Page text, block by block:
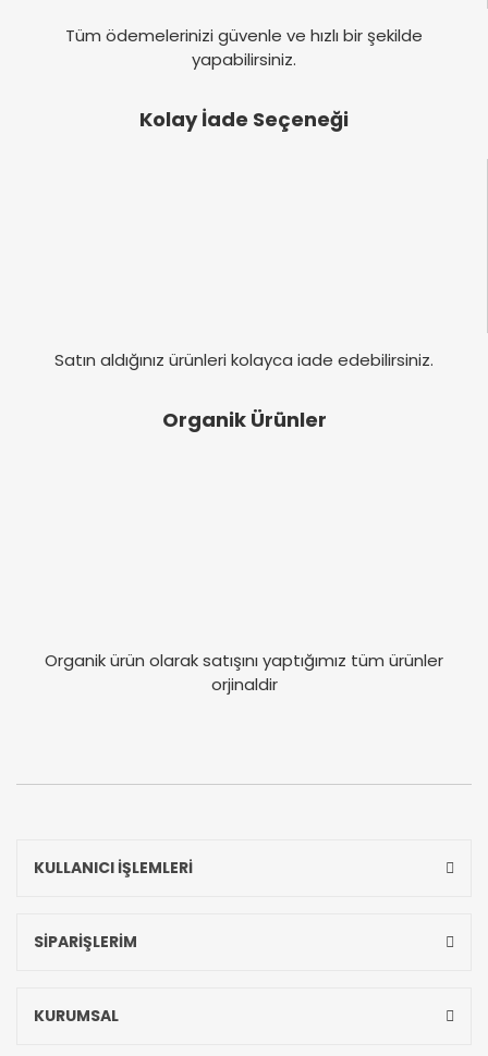
Tüm ödemelerinizi güvenle ve hızlı bir şekilde
yapabilirsiniz.
Kolay İade Seçeneği
Satın aldığınız ürünleri kolayca iade edebilirsiniz.
Organik Ürünler
Organik ürün olarak satışını yaptığımız tüm ürünler
orjinaldir
KULLANICI İŞLEMLERİ
SİPARİŞLERİM
KURUMSAL